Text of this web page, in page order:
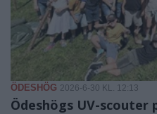
ÖDESHÖG 2026-6-30 KL. 12:13
Ödeshögs UV-scouter